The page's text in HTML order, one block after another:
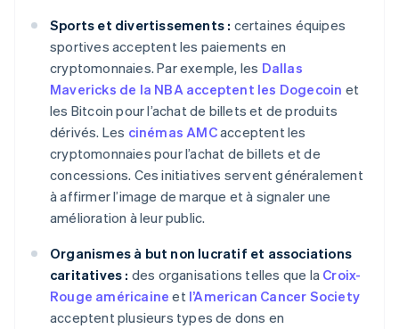
Sports et divertissements : certaines équipes
sportives acceptent les paiements en
cryptomonnaies. Par exemple, les Dallas
Mavericks de la NBA acceptent les Dogecoin et
les Bitcoin pour l’achat de billets et de produits
dérivés. Les cinémas AMCacceptent les
cryptomonnaies pour l’achat de billets et de
concessions. Ces initiatives servent généralement
à affirmer l’image de marque et à signaler une
amélioration à leur public.
Organismes à but non lucratif et associations
caritatives : des organisations telles que la Croix-
Rouge américaine et l’American Cancer Society
acceptent plusieurs types de dons en